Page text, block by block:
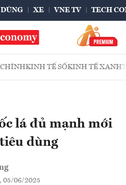
XE VNE TV TECH
KINH TẾ SỐKINH TẾ XANH
lá đủ mạnh mới
dùng
05/06/2025